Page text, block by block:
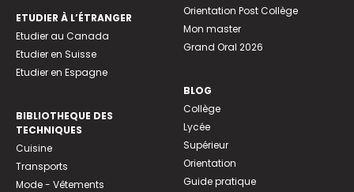
ETUDIER À L’ÉTRANGER
Etudier au Canada
Etudier en Suisse
Etudier en Espagne
BIBLIOTHEQUE DES
TECHNIQUES
Cuisine
Transports
Mode - Vêtements
Orientation Post Collège
Mon master
Grand Oral 2026
BLOG
Collège
Lycée
Supérieur
Orientation
Guide pratique